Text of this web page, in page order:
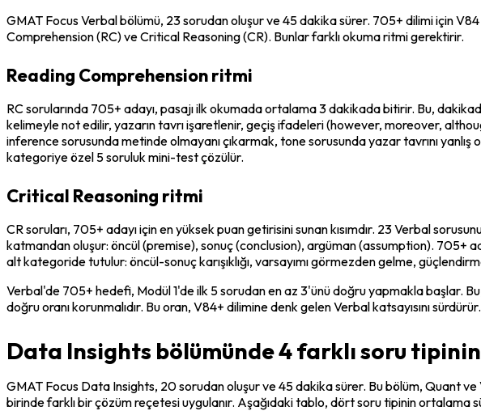
GMAT Focus Verbal bölümü, 23 sorudan oluşur ve 45 dakika sürer. 705+ dilimi için
Comprehension (RC) ve Critical Reasoning (CR). Bunlar farklı okuma ritmi gerektirir.
Reading Comprehension ritmi
RC sorularında 705+ adayı, pasajı ilk okumada ortalama 3 dakikada bitirir. Bu,
kelimeyle not edilir, yazarın tavrı işaretlenir, geçiş ifadeleri (however, moreover,
inference sorusunda metinde olmayanı çıkarmak, tone sorusunda yazar tavrını
kategoriye özel 5 soruluk mini-test çözülür.
Critical Reasoning ritmi
CR soruları, 705+ adayı için en yüksek puan getirisini sunan kısımdır. 23 Verbal
katmandan oluşur: öncül (premise), sonuç (conclusion), argüman (assumption). 705+
alt kategoride tutulur: öncül-sonuç karışıklığı, varsayımı görmezden gelme,
Verbal'de 705+ hedefi, Modül 1'de ilk 5 sorudan en az 3'ünü doğru yapmakla başlar.
doğru oranı korunmalıdır. Bu oran, V84+ dilimine denk gelen Verbal katsayısını sürdürür.
Data Insights bölümünde 4 farklı soru
GMAT Focus Data Insights, 20 sorudan oluşur ve 45 dakika sürer. Bu bölüm, Quant
birinde farklı bir çözüm reçetesi uygulanır. Aşağıdaki tablo, dört soru tipinin ortalama